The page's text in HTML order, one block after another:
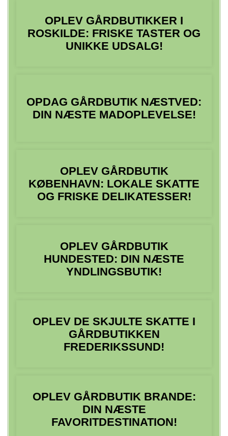
OPLEV GÅRDBUTIKKER I
ROSKILDE: FRISKE TASTER OG
UNIKKE UDSALG!
OPDAG GÅRDBUTIK NÆSTVED:
DIN NÆSTE MADOPLEVELSE!
OPLEV GÅRDBUTIK
KØBENHAVN: LOKALE SKATTE
OG FRISKE DELIKATESSER!
OPLEV GÅRDBUTIK
HUNDESTED: DIN NÆSTE
YNDLINGSBUTIK!
OPLEV DE SKJULTE SKATTE I
GÅRDBUTIKKEN
FREDERIKSSUND!
OPLEV GÅRDBUTIK BRANDE:
DIN NÆSTE
FAVORITDESTINATION!